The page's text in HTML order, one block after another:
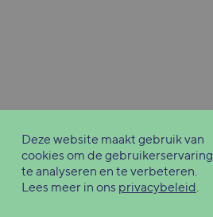
Deze website maakt gebruik van
cookies om de gebruikerservaring
te analyseren en te verbeteren.
Lees meer in ons privacybeleid.